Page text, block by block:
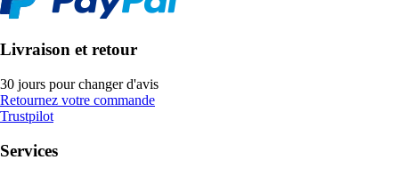
Livraison et retour
30 jours pour changer d'avis
Retournez votre commande
Trustpilot
Services